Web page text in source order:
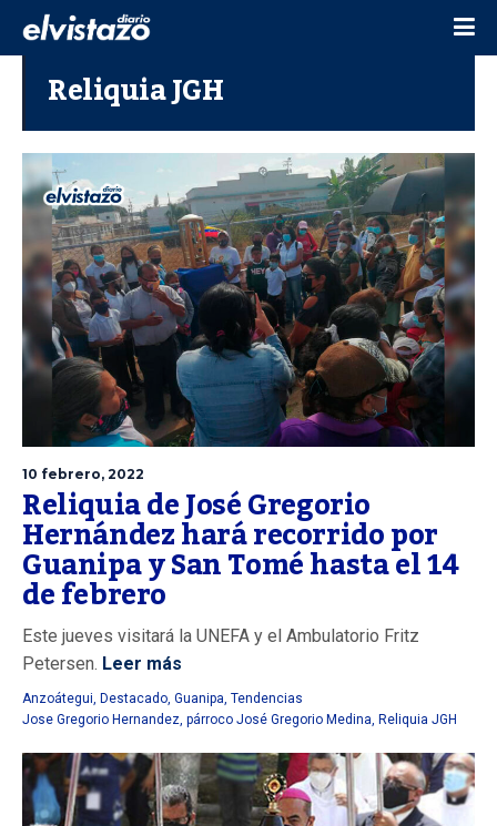
Reliquia JGH
10 febrero, 2022
Reliquia de José Gregorio
Hernández hará recorrido por
Guanipa y San Tomé hasta el 14
de febrero
Este jueves visitará la UNEFA y el Ambulatorio Fritz
Petersen. Leer más
Anzoátegui, Destacado, Guanipa, Tendencias
Jose Gregorio Hernandez, párroco José Gregorio Medina, Reliquia JGH